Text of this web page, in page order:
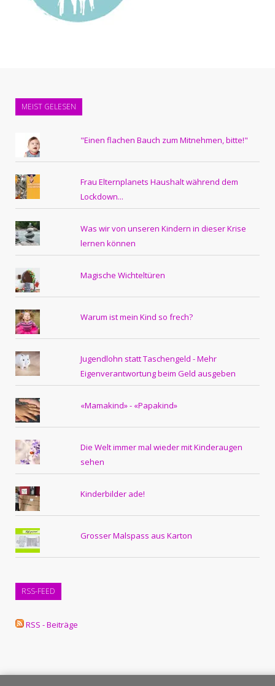
MEIST GELESEN
"Einen flachen Bauch zum Mitnehmen, bitte!"
Frau Elternplanets Haushalt während dem
Lockdown...
Was wir von unseren Kindern in dieser Krise
lernen können
Magische Wichteltüren
Warum ist mein Kind so frech?
Jugendlohn statt Taschengeld - Mehr
Eigenverantwortung beim Geld ausgeben
«Mamakind» - «Papakind»
Die Welt immer mal wieder mit Kinderaugen
sehen
Kinderbilder ade!
Grosser Malspass aus Karton
RSS-FEED
RSS - Beiträge